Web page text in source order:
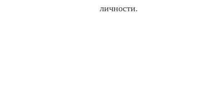
личности.